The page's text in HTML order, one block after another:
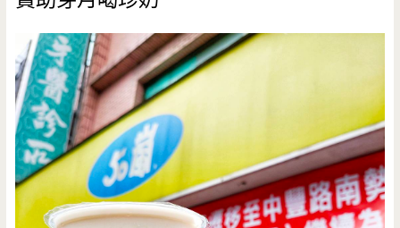
捷
運/
小
資
女
孩